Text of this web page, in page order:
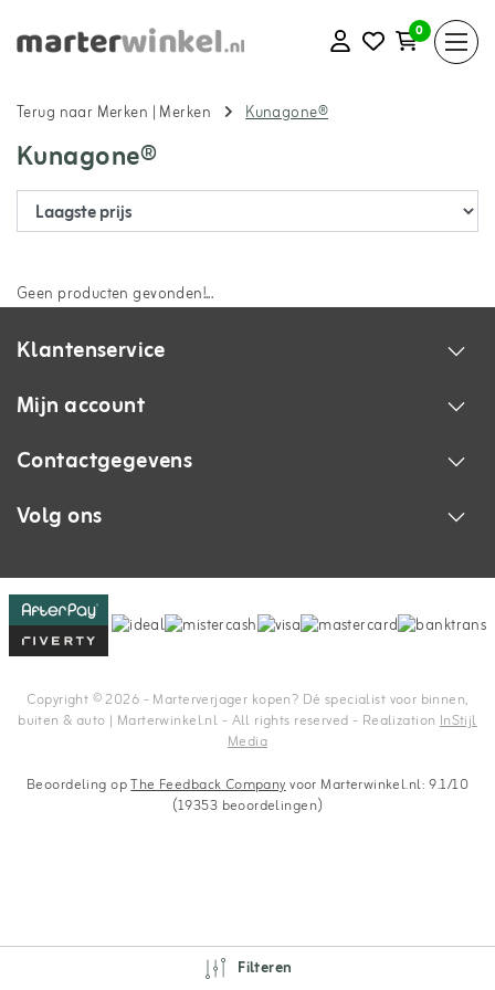
0
Terug naar Merken | Merken Kunagone®
Kunagone®
Geen producten gevonden!...
Klantenservice
Mijn account
Contactgegevens
Volg ons
Copyright © 2026 - Marterverjager kopen? Dé specialist voor binnen,
buiten & auto | Marterwinkel.nl - All rights reserved - Realization InStijl
Media
Filteren
Beoordeling opThe Feedback Companyvoor Marterwinkel.nl: 9.1/10
(19353 beoordelingen)